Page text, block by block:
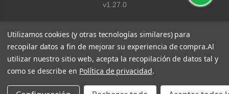
v1.27.0
Utilizamos cookies (y otras tecnologías similares) para
recopilar datos a fin de mejorar su experiencia de compra.Al
utilizar nuestro sitio web, acepta la recopilación de datos tal y
como se describe en Política de privacidad.